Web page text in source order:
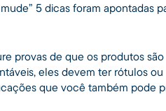
5 dicas foram apontadas
provas de que os produtos são
eles devem ter rótulos ou
que você também pode